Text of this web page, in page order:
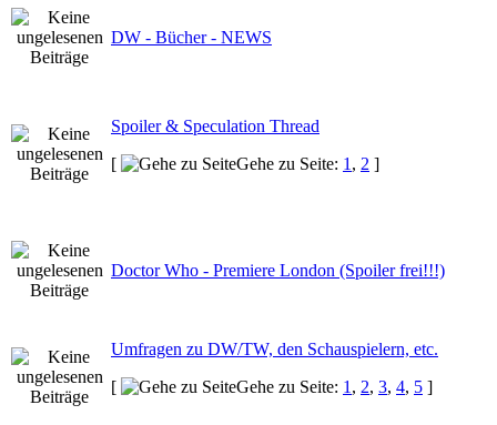
DW - Bücher - NEWS
Spoiler & Speculation Thread
[
Gehe zu Seite: 1 , 2 ]
Doctor Who - Premiere London (Spoiler frei!!!)
Umfragen zu DW/TW, den Schauspielern, etc.
[
Gehe zu Seite: 1 , 2, 3, 4, 5 ]